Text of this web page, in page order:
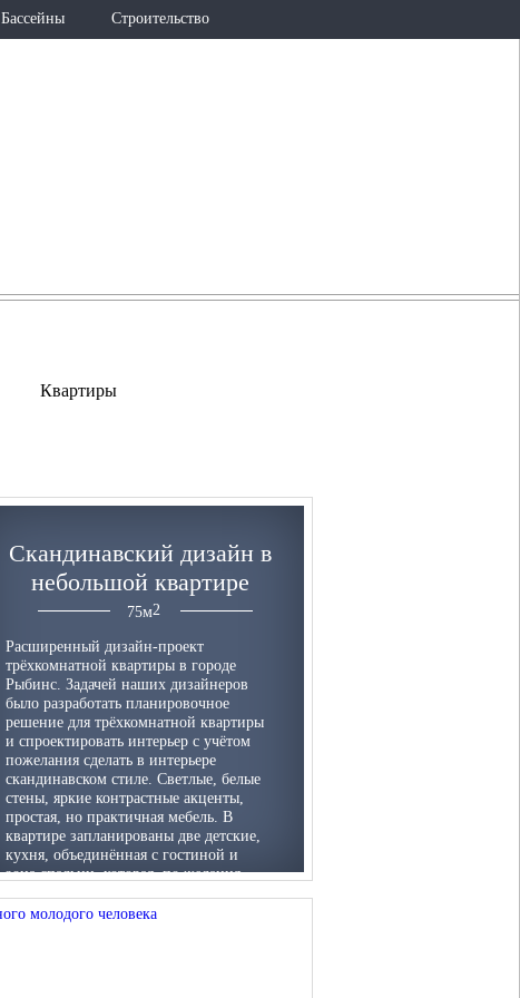
Бассейны Строительство
Квартиры
Скандинавский дизайн в
небольшой квартире
75м
Расширенный дизайн-проект
трёхкомнатной квартиры в городе
Рыбинс. Задачей наших дизайнеров
было разработать планировочное
решение для трёхкомнатной квартиры
и спроектировать интерьер с учётом
пожелания сделать в интерьере
скандинавском стиле. Светлые, белые
стены, яркие контрастные акценты,
простая, но практичная мебель. В
квартире запланированы две детские,
кухня, объединённая с гостиной и
зона спальни, которая, по желания